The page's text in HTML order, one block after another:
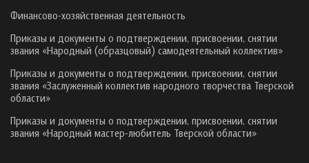
Финансово-хозяйственная деятельность
Приказы и документы о подтверждении, присвоении, снятии
звания «Народный (образцовый) самодеятельный коллектив»
Приказы и документы о подтверждении, присвоении, снятии
звания «Заслуженный коллектив народного творчества Тверской
области»
Приказы и документы о подтверждении, присвоении, снятии
звания «Народный мастер-любитель Тверской области»